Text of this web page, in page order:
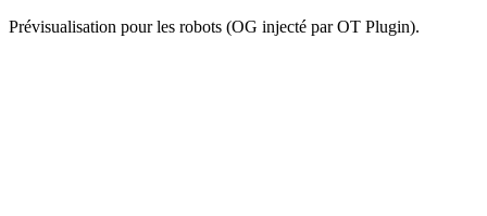
Prévisualisation pour les robots (OG injecté par OT Plugin).